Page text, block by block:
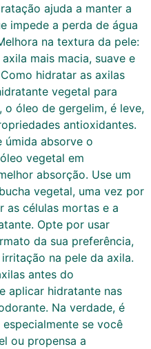
ajuda a manter a
impede a perda de água
na textura da pele:
mais macia, suave e
hidratar as axilas
vegetal para
óleo de gergelim, é leve,
antioxidantes.
úmida absorve o
vegetal em
absorção. Use um
vegetal, uma vez por
as células mortas e a
Opte por usar
da sua preferência,
na pele da axila.
antes do
aplicar hidratante nas
Na verdade, é
se você
ou propensa a